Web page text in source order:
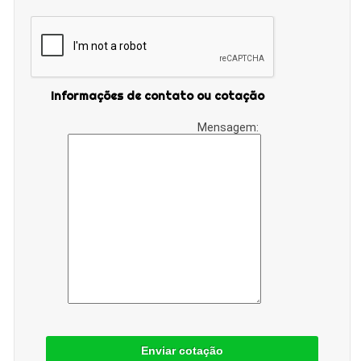
Informações de contato ou cotação
Mensagem:
Enviar cotação